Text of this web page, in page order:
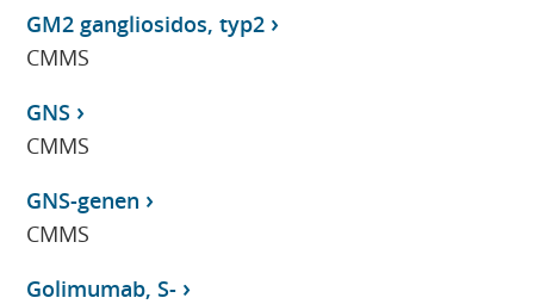
GM2 gangliosidos, typ2
CMMS
GNS
CMMS
GNS-genen
CMMS
Golimumab, S-